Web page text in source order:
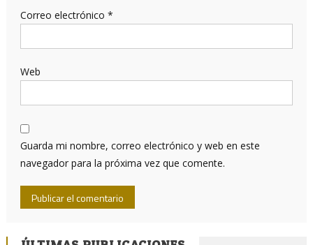
Correo electrónico *
Web
Guarda mi nombre, correo electrónico y web en este
navegador para la próxima vez que comente.